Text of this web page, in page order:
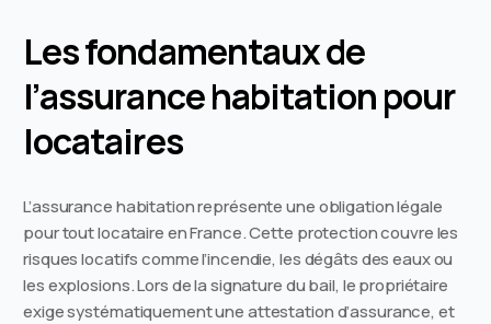
Les fondamentaux de
l’assurance habitation pour
locataires
L’assurance habitation représente une obligation légale
pour tout locataire en France. Cette protection couvre les
risques locatifs comme l’incendie, les dégâts des eaux ou
les explosions. Lors de la signature du bail, le propriétaire
exige systématiquement une attestation d’assurance, et